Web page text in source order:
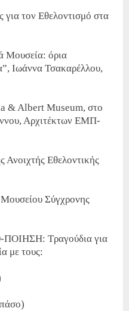
για τον Εθελοντισμό στα
Μουσεία: όρια
Ιωάννα Τσακαρέλλου,
& Albert Museum, στο
Αρχιτέκτων ΕΜΠ-
Ανοιχτής Εθελοντικής
Σύγχρονης
Τραγούδια για
με τους: